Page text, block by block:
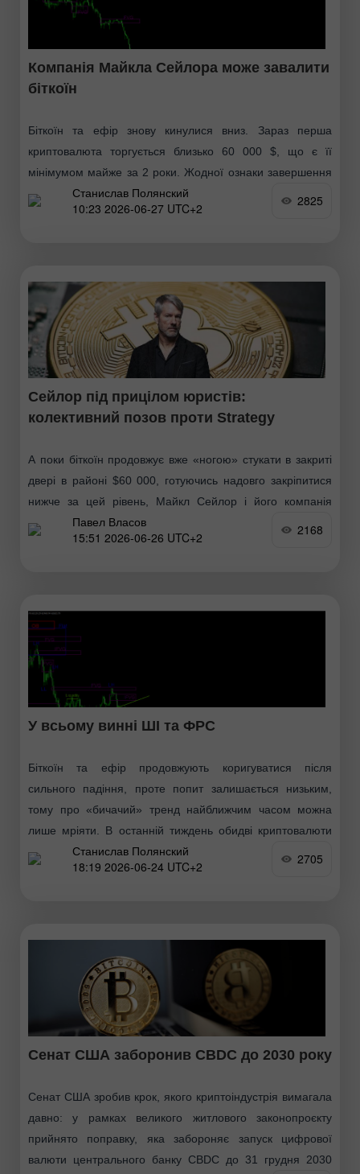
Компанія Майкла Сейлора може завалити
біткоїн
Біткоїн та ефір знову кинулися вниз. Зараз перша
криптовалюта торгується близько 60 000 $, що є її
мінімумом майже за 2 роки. Жодної ознаки завершення
низхідного тренду, який розпочався минулого
Станислав Полянский
10:23 2026-06-27 UTC+2
2825
Сейлор під прицілом юристів:
колективний позов проти Strategy
А поки біткоїн продовжує вже «ногою» стукати в закриті
двері в районі $60 000, готуючись надовго закріпитися
нижче за цей рівень, Майкл Сейлор і його компанія
Strategy опинилися під юридичним
Павел Власов
15:51 2026-06-26 UTC+2
2168
У всьому винні ШІ та ФРС
Біткоїн та ефір продовжують коригуватися після
сильного падіння, проте попит залишається низьким,
тому про «бичачий» тренд найближчим часом можна
лише мріяти. В останній тиждень обидві криптовалюти
поступово скочуються вниз
Станислав Полянский
18:19 2026-06-24 UTC+2
2705
Сенат США заборонив CBDC до 2030 року
Сенат США зробив крок, якого криптоіндустрія вимагала
давно: у рамках великого житлового законопроєкту
прийнято поправку, яка забороняє запуск цифрової
валюти центрального банку CBDC до 31 грудня 2030